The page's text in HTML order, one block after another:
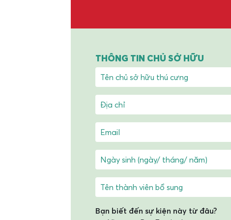
THÔNG TIN CHỦ SỞ HỮU
Bạn biết đến sự kiện này từ đâu?